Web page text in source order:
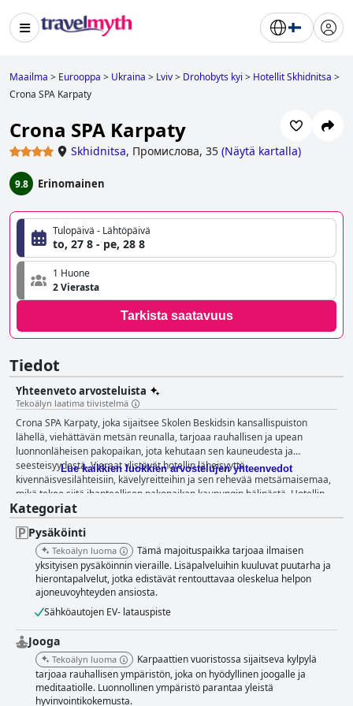
Maailma > Eurooppa > Ukraina > Lviv> Drohobyts kyi > Hotellit Skhidnitsa >
Crona SPA Karpaty
Crona SPA Karpaty
Skhidnitsa, Промислова, 35 (Näytä kartalla)
9.8 Erinomainen
Tulopäivä - Lähtöpäivä
to, 27 8 - pe, 28 8
1 Huone
2 Vierasta
Tarkista saatavuus
Tiedot
Yhteenveto arvosteluista
Tekoälyn laatima tiivistelmä
Crona SPA Karpaty, joka sijaitsee Skolen Beskidsin kansallispuiston
lähellä, viehättävän metsän reunalla, tarjoaa rauhallisen ja upean
luonnonläheisen pakopaikan, jota kehutaan sen kauneudesta ja
seesteisyydestä. Vieraat ylistävät hotellin läheisyyttä
kivennäisvesilähteisiin, kävelyreitteihin ja sen rehevää metsämaisemaa,
mikä tekee siitä ihanteellisen pakopaikan kaupungin hälinästä. Hotellin
mukavuudet tekevät yhtä suuren vaikutuksen. Huoneet on kuvattu
uusiksi, moderneiksi, siisteiksi ja mukaviksi, ja niissä on tilavat ja
tyylikkäät sisätilat, joissa on tyylikäs muotoilu. Pienistä ongelmista, kuten
satunnaisista äänieristysongelmista, huolimatta huoneissa on viihtyisät
sängyt ja ylellisiä yksityiskohtia, jotka luovat yleisesti ottaen kutsuvan
tunnelman. Hotellin oma spa erottuu edukseen laadukkaiden ja ylellisten
palveluidensa ansiosta, ja siellä on useita höyryhuoneita, saunoja ja
erilaisia hyvin hoidettuja uima-altaita. Sisä-, ulko- ja terassialtaat ovat
erityisen kehuttuja niiden puhtauden, lämpimyyden ja maisemanäkymien
vuoksi, tarjoten täydellisen paikan rentoutumiseen. Perheet arvostavat
suurta lastenallasta, vaikka valvonta voisi olla tiukempaa. Vieraat
ylistävät jatkuvasti ruokailukokemusta korostaen herkullista ja
monipuolista ruokaa, jota tarjoillaan sekä aamiaisella että illallisella.
Aamiaisbuffet saa erityistä kiitosta sen laajasta valikoimasta, joka
Lue kaikkien luokkien arvostelujen yhteenvedot
Kategoriat
Pysäköinti
Tekoälyn luoma
Tämä majoituspaikka tarjoaa ilmaisen
yksityisen pysäköinnin vieraille. Lisäpalveluihin kuuluvat puutarha ja
hierontapalvelut, jotka edistävät rentouttavaa oleskelua helpon
ajoneuvoyhteyden ansiosta.
Sähköautojen EV- latauspiste
Jooga
Tekoälyn luoma
Karpaattien vuoristossa sijaitseva kylpylä
tarjoaa rauhallisen ympäristön, joka on hyödyllinen joogalle ja
meditaatiolle. Luonnollinen ympäristö parantaa yleistä
hyvinvointikokemusta.